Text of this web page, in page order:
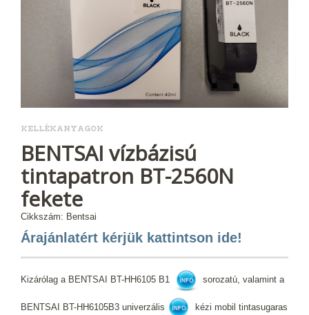
KELLÉKANYAGOK
BENTSAI vízbázisú
tintapatron BT-2560N
fekete
Cikkszám: Bentsai
Árajánlatért kérjük kattintson ide!
Kizárólag a BENTSAI BT-HH6105 B1 sorozatú, valamint a
BENTSAI BT-HH6105B3 univerzális kézi mobil tintasugaras